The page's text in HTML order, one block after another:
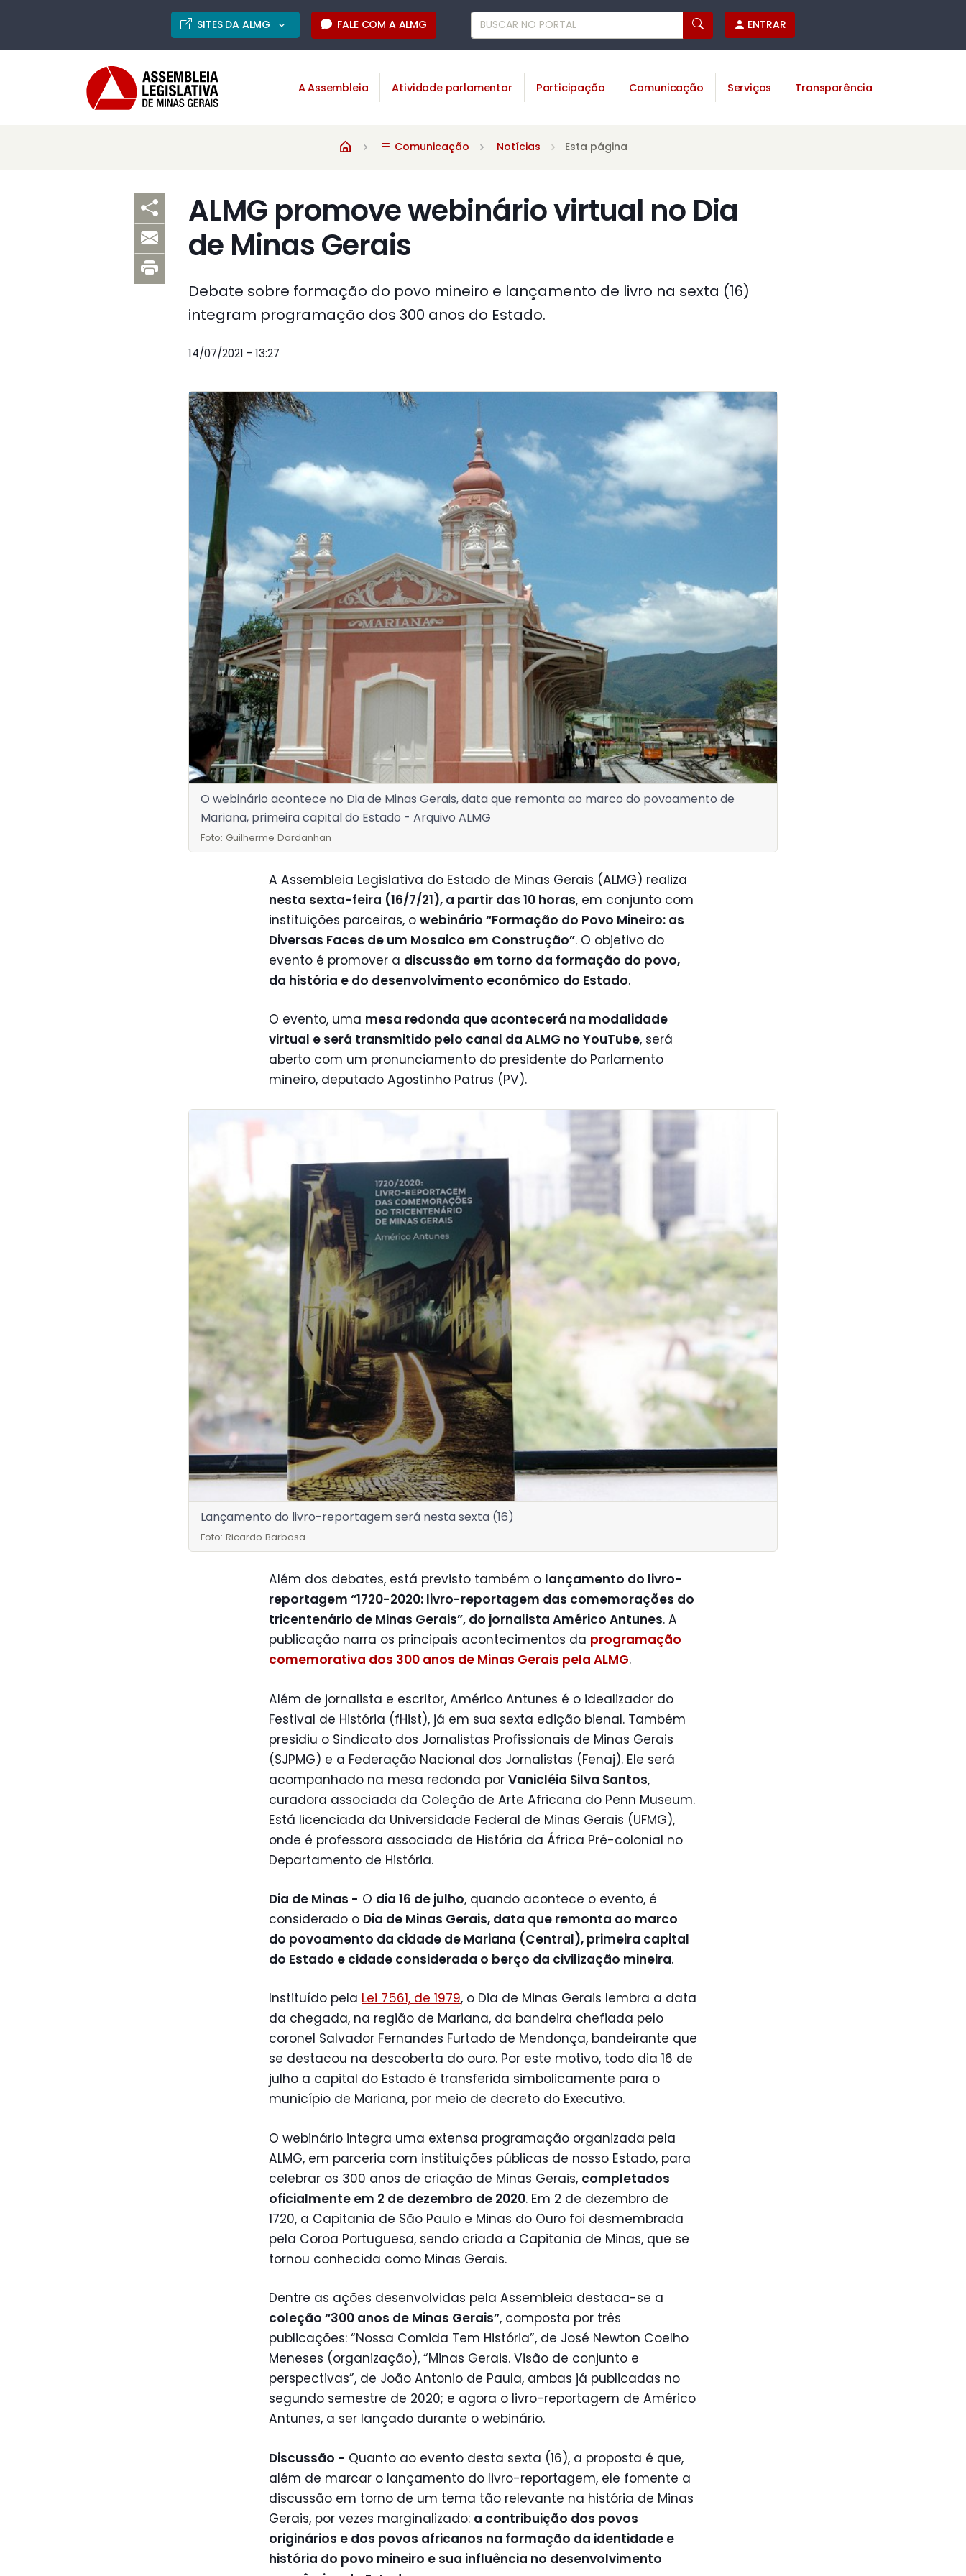
SITES DA ALMG FALE COM A ALMG ENTRAR
A Assembleia Atividade parlamentar Participação Comunicação Serviços Transparência
Comunicação Notícias Esta página
ALMG promove webinário virtual no Dia
de Minas Gerais
Debate sobre formação do povo mineiro e lançamento de livro na sexta (16)
integram programação dos 300 anos do Estado.
14/07/2021 - 13:27
O webinário acontece no Dia de Minas Gerais, data que remonta ao marco do povoamento de
Mariana, primeira capital do Estado - Arquivo ALMG
Foto: Guilherme Dardanhan
A Assembleia Legislativa do Estado de Minas Gerais (ALMG) realiza
nesta sexta-feira (16/7/21), a partir das 10 horas, em conjunto com
instituições parceiras, o webinário “Formação do Povo Mineiro: as
Diversas Faces de um Mosaico em Construção”. O objetivo do
evento é promover a discussão em torno da formação do povo,
da história e do desenvolvimento econômico do Estado.
O evento, uma mesa redonda que acontecerá na modalidade
virtual e será transmitido pelo canal da ALMG no YouTube, será
aberto com um pronunciamento do presidente do Parlamento
mineiro, deputado Agostinho Patrus (PV).
Lançamento do livro-reportagem será nesta sexta (16)
Foto: Ricardo Barbosa
Além dos debates, está previsto também o lançamento do livro-
reportagem “1720-2020: livro-reportagem das comemorações do
tricentenário de Minas Gerais”, do jornalista Américo Antunes. A
publicação narra os principais acontecimentos da programação
comemorativa dos 300 anos de Minas Gerais pela ALMG.
Além de jornalista e escritor, Américo Antunes é o idealizador do
Festival de História (fHist), já em sua sexta edição bienal. Também
presidiu o Sindicato dos Jornalistas Profissionais de Minas Gerais
(SJPMG) e a Federação Nacional dos Jornalistas (Fenaj). Ele será
acompanhado na mesa redonda por Vanicléia Silva Santos,
curadora associada da Coleção de Arte Africana do Penn Museum.
Está licenciada da Universidade Federal de Minas Gerais (UFMG),
onde é professora associada de História da África Pré-colonial no
Departamento de História.
Dia de Minas - O dia 16 de julho, quando acontece o evento, é
considerado o Dia de Minas Gerais, data que remonta ao marco
do povoamento da cidade de Mariana (Central), primeira capital
do Estado e cidade considerada o berço da civilização mineira.
Instituído pela Lei 7561, de 1979, o Dia de Minas Gerais lembra a data
da chegada, na região de Mariana, da bandeira chefiada pelo
coronel Salvador Fernandes Furtado de Mendonça, bandeirante que
se destacou na descoberta do ouro. Por este motivo, todo dia 16 de
julho a capital do Estado é transferida simbolicamente para o
município de Mariana, por meio de decreto do Executivo.
O webinário integra uma extensa programação organizada pela
ALMG, em parceria com instituições públicas de nosso Estado, para
celebrar os 300 anos de criação de Minas Gerais, completados
oficialmente em 2 de dezembro de 2020. Em 2 de dezembro de
1720, a Capitania de São Paulo e Minas do Ouro foi desmembrada
pela Coroa Portuguesa, sendo criada a Capitania de Minas, que se
tornou conhecida como Minas Gerais.
Dentre as ações desenvolvidas pela Assembleia destaca-se a
coleção “300 anos de Minas Gerais”, composta por três
publicações: “Nossa Comida Tem História”, de José Newton Coelho
Meneses (organização), “Minas Gerais. Visão de conjunto e
perspectivas”, de João Antonio de Paula, ambas já publicadas no
segundo semestre de 2020; e agora o livro-reportagem de Américo
Antunes, a ser lançado durante o webinário.
Discussão - Quanto ao evento desta sexta (16), a proposta é que,
além de marcar o lançamento do livro-reportagem, ele fomente a
discussão em torno de um tema tão relevante na história de Minas
Gerais, por vezes marginalizado: a contribuição dos povos
originários e dos povos africanos na formação da identidade e
história do povo mineiro e sua influência no desenvolvimento